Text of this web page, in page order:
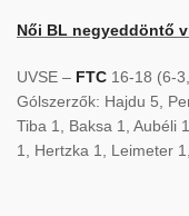
Női BL negyeddöntő
UVSE – FTC 16-18 (6-
Gólszerzők: Hajdu 5,
Tiba 1, Baksa 1, Aubéli
1, Hertzka 1, Leimeter